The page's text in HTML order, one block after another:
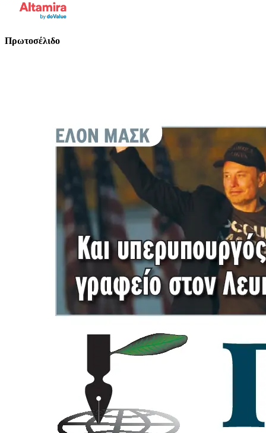
Πρωτοσέλιδο